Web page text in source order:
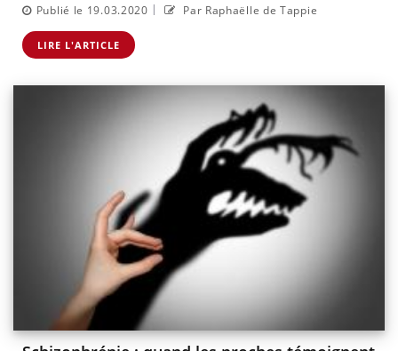
Publié le 19.03.2020 | Par Raphaëlle de Tappie
LIRE L'ARTICLE